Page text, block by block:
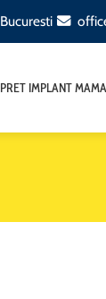
Bucuresti
PRET IMPLANT